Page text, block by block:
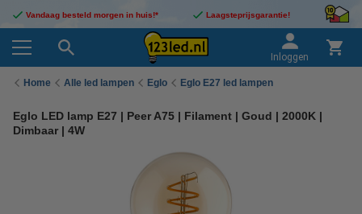
Vandaag besteld morgen in huis!* Laagsteprijsgarantie!
Inloggen
Home Alle led lampen Eglo Eglo E27 led lampen
Eglo LED lamp E27 | Peer A75 | Filament | Goud | 2000K |
Dimbaar | 4W